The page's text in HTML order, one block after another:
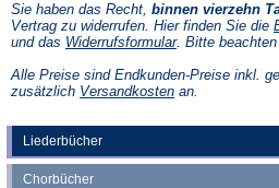
Liederbücher
Chorbücher
Sie haben das Recht, binnen vierzehn
Vertrag zu widerrufen. Hier finden Sie die
und das Widerrufsformular(Öffnet
einem
neuen
. Bitte
Alle Preise sind Endkunden-Preise inkl.
zusätzlich Versandkosten(Öffnet
an.